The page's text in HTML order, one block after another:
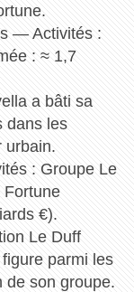
— Activités :
: ≈ 1,7
a bâti sa
dans les
urbain.
: Groupe Le
€).
Le Duff
parmi les
de son groupe.